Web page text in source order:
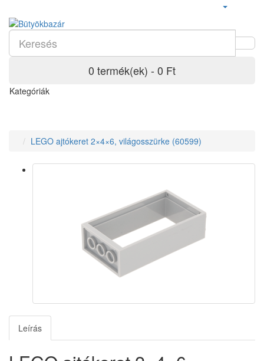
0 termék(ek) - 0 Ft
Kategóriák
LEGO ajtókeret 2×4×6, világosszürke (60599)
Leírás